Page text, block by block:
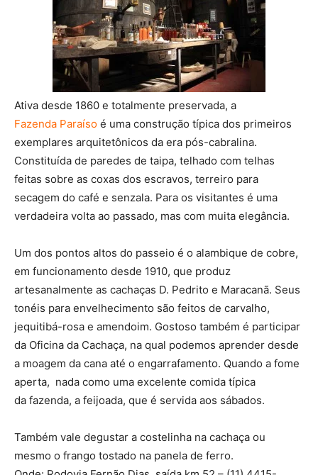
Ativa desde 1860 e totalmente preservada, a
Fazenda Paraíso é uma construção típica dos primeiros
exemplares arquitetônicos da era pós-cabralina.
Constituída de paredes de taipa, telhado com telhas
feitas sobre as coxas dos escravos, terreiro para
secagem do café e senzala. Para os visitantes é uma
verdadeira volta ao passado, mas com muita elegância.
Um dos pontos altos do passeio é o alambique de cobre,
em funcionamento desde 1910, que produz
artesanalmente as cachaças D. Pedrito e Maracanã. Seus
tonéis para envelhecimento são feitos de carvalho,
jequitibá-rosa e amendoim. Gostoso também é participar
da Oficina da Cachaça, na qual podemos aprender desde
a moagem da cana até o engarrafamento. Quando a fome
aperta, nada como uma excelente comida típica
da fazenda, a feijoada, que é servida aos sábados.
Também vale degustar a costelinha na cachaça ou
mesmo o frango tostado na panela de ferro.